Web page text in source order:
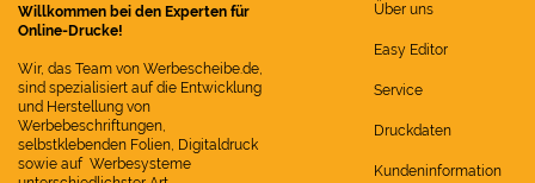
Willkommen bei den Experten für
Online-Drucke!
Wir, das Team von Werbescheibe.de,
sind spezialisiert auf die Entwicklung
und Herstellung von
Werbebeschriftungen,
selbstklebenden Folien, Digitaldruck
sowie auf Werbesysteme
Über uns
Easy Editor
Service
Druckdaten
Kundeninformation